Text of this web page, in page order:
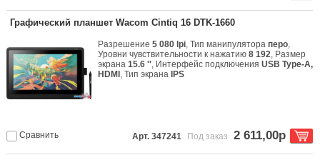
Графический планшет Wacom Cintiq 16 DTK-1660
Разрешение5 080 lpi, Тип манипулятораперо,
Уровни чувствительности к нажатию8 192, Размер
экрана15.6 '', Интерфейс подключенияUSB Type-A,
HDMI , Тип экрана IPS
Сравнить Арт. 347241 Под заказ 2 611,00р